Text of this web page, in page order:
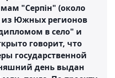
"Серпiн" (около
из Южных регионов
в село" и
говорит, что
государственной
день выдан